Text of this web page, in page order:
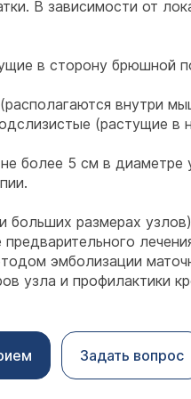
В зависимости от
в сторону брюшной
внутри
(растущие в
более 5 см в
больших размерах
эмболизации
узла и профилактики
Задать вопрос